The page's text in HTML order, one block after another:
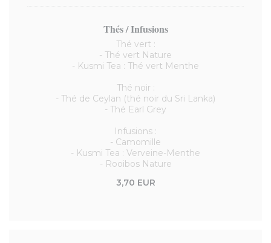
Thés / Infusions
Thé vert :
- Thé vert Nature
- Kusmi Tea : Thé vert Menthe
Thé noir :
- Thé de Ceylan (thé noir du Sri Lanka)
- Thé Earl Grey
Infusions :
- Camomille
- Kusmi Tea : Verveine-Menthe
- Rooibos Nature
3,70 EUR